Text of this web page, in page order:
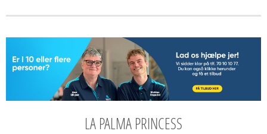
LA PALMA PRINCESS